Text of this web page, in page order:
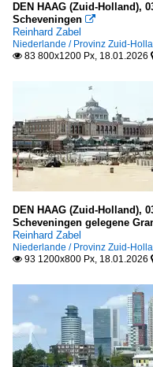
Aljezur
Castro Marim
Faro (Concelho)
Lagos (Concelho)
Loulé (Concelho)
Monchique
Olhão
Portimão
Silves
Tavira (Concelho)
Vila do Bispo
Vila Real de
Distrikt Leiria
Alcobaça
DEN HAAG (Zuid-Holland),
Scheveningen 
Reinhard Zabel
Niederlande / Provinz Zuid-
 83 800x1200 Px, 18.01.2026
DEN HAAG (Zuid-Holland),
Scheveningen gelegene
Reinhard Zabel
Niederlande / Provinz Zuid-
 93 1200x800 Px, 18.01.2026